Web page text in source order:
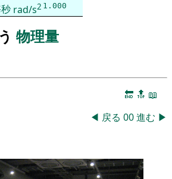
rad/s2 1.000
物理量
🔚 🔝 📖
◀ 戻る 00進む ▶